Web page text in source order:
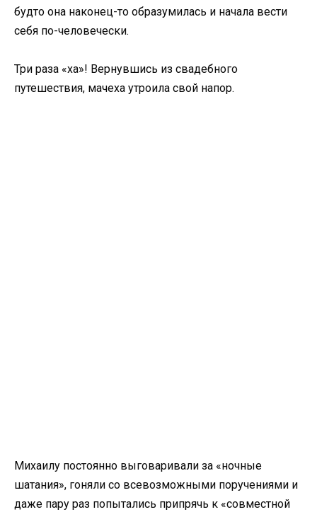
будто она наконец-то образумилась и начала вести
себя по-человечески.
Три раза «ха»! Вернувшись из свадебного
путешествия, мачеха утроила свой напор.
Михаилу постоянно выговаривали за «ночные
шатания», гоняли со всевозможными поручениями и
даже пару раз попытались припрячь к «совместной